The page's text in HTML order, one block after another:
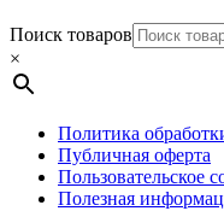
Поиск товаров
×
Политика
Публичная оферта
Пользовательское
Полезная